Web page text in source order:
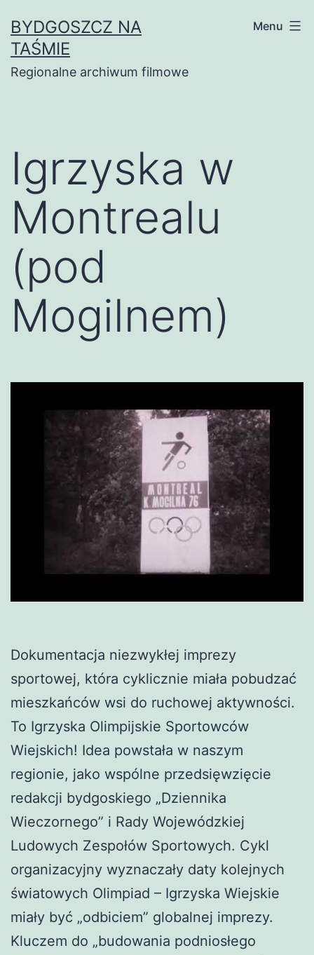
to
content
BYDGOSZCZ NA
TAŚMIE
Regionalne archiwum filmowe
Menu
Igrzyska w
Montrealu
(pod
Mogilnem)
Dokumentacja niezwykłej imprezy
sportowej, która cyklicznie miała pobudzać
mieszkańców wsi do ruchowej aktywności.
To Igrzyska Olimpijskie Sportowców
Wiejskich! Idea powstała w naszym
regionie, jako wspólne przedsięwzięcie
redakcji bydgoskiego „Dziennika
Wieczornego” i Rady Wojewódzkiej
Ludowych Zespołów Sportowych. Cykl
organizacyjny wyznaczały daty kolejnych
światowych Olimpiad – Igrzyska Wiejskie
miały być „odbiciem” globalnej imprezy.
Kluczem do „budowania podniosłego